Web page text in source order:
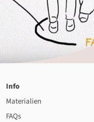
Info
Materialien
FAQs